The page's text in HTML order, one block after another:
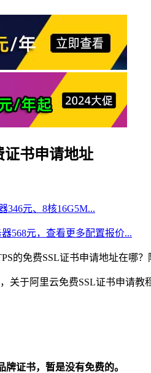
证书申请地址
346元、8核16G5M...
568元，查看更多配置报价...
的免费SSL证书申请地址在哪
关于阿里云免费SSL证书申请教
证书，暂是没有免费的。